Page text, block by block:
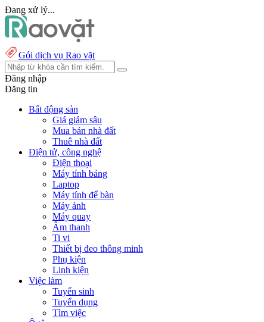
Đang xử lý...
Gói dịch vụ Rao vặt
Đăng nhập
Đăng tin
Bất động sản
Giá giảm sâu
Mua bán nhà đất
Thuê nhà đất
Điện tử, công nghệ
Điện thoại
Máy tính bảng
Laptop
Máy tính để bàn
Máy ảnh
Máy quay
Âm thanh
Ti vi
Thiết bị đeo thông minh
Phụ kiện
Linh kiện
Việc làm
Tuyển sinh
Tuyển dụng
Tìm việc